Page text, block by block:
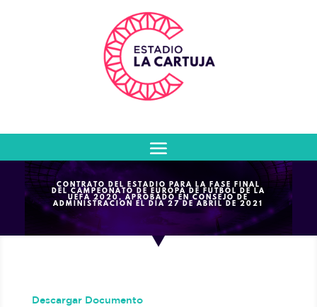
CONTRATO DEL ESTADIO PARA LA FASE FINAL
DEL CAMPEONATO DE EUROPA DE FUTBOL DE LA
UEFA 2020, APROBADO EN CONSEJO DE
ADMINISTRACION EL DIA 27 DE ABRIL DE 2021
Descargar Documento